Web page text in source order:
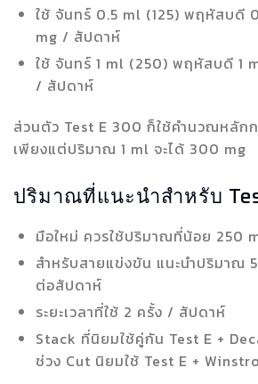
ใช้ จันทร์ 0.5 ml (125) พฤหัสบดี
mg / สัปดาห์
ใช้ จันทร์ 1 ml (250) พฤหัสบดี 1
/ สัปดาห์
ส่วนตัว Test E 300 ก็ใช้คำนวณหลัก
เพียงแต่ปริมาณ 1 ml จะได้ 300 mg
ปริมาณที่แนะนำสำหรับ
มือใหม่ ควรใช้ปริมาณที่น้อย 250
สำหรับสายแข่งขัน แนะนำปริมาณ
ต่อสัปดาห์
ระยะเวลาที่ใช้ 2 ครั้ง / สัปดาห์
Stack ที่นิยมใช้คู่กัน Test E +
ช่วง Cut นิยมใช้ Test E +